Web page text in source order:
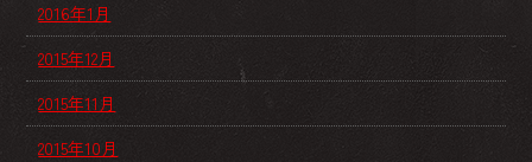
2016年1月
2015年12月
2015年11月
2015年10月